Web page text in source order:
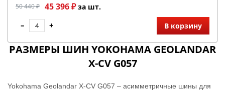
50 440 ₽ 45 396 ₽за шт.
– + В корзину
РАЗМЕРЫ ШИН YOKOHAMA GEOLANDAR
X-CV G057
Yokohama Geolandar X-CV G057 – асимметричные шины для